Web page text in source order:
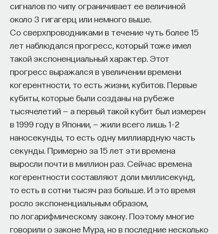
сигналов по чипу ограничивает ее величиной
около 3 гигагерц или немного выше.
Со сверхпроводниками в течение чуть более 15
лет наблюдался прогресс, который тоже имел
такой экспоненциальный характер. Этот
прогресс выражался в увеличении времени
когерентности, то есть жизни, кубитов. Первые
кубиты, которые были созданы на рубеже
тысячелетий — а первый такой кубит был измерен
в 1999 году в Японии, — жили всего лишь 1–2
наносекунды, то есть одну миллиардную часть
секунды. Примерно за 15 лет эти времена
выросли почти в миллион раз. Сейчас времена
когерентности составляют доли миллисекунд,
то есть в сотни тысяч раз больше. И это время
росло экспоненциальным образом,
по логарифмическому закону. Поэтому многие
говорили о законе Мура, но в последние несколько